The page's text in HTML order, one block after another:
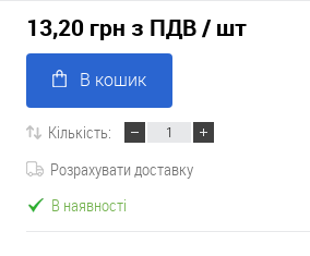
13,20 грн з ПДВ/ шт
В кошик
Кількість:
Розрахувати доставку
В наявності